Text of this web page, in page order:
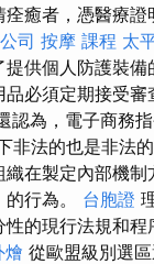
痊癒者，憑醫療
司 按摩 課程 太
供個人防護裝
必須定期接受審
認為，電子商務
非法的也是非法的
在製定內部機
的行為。 台胞證
的現行法規和
燴 從歐盟級別選